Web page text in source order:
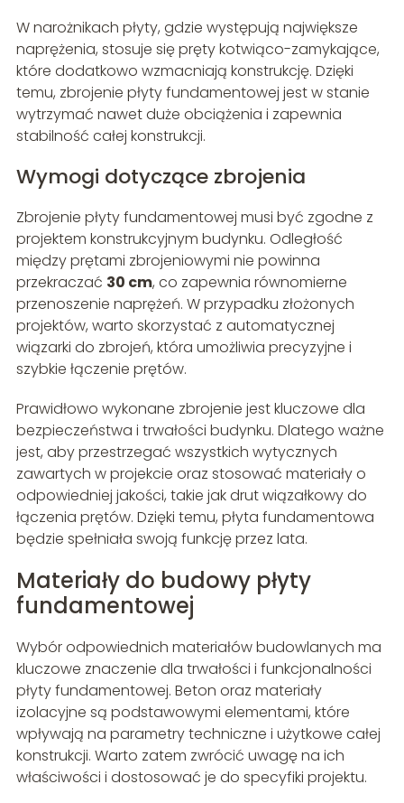
W narożnikach płyty, gdzie występują największe
naprężenia, stosuje się pręty kotwiąco-zamykające,
które dodatkowo wzmacniają konstrukcję. Dzięki
temu, zbrojenie płyty fundamentowej jest w stanie
wytrzymać nawet duże obciążenia i zapewnia
stabilność całej konstrukcji.
Wymogi dotyczące zbrojenia
Zbrojenie płyty fundamentowej musi być zgodne z
projektem konstrukcyjnym budynku. Odległość
między prętami zbrojeniowymi nie powinna
przekraczać 30 cm, co zapewnia równomierne
przenoszenie naprężeń. W przypadku złożonych
projektów, warto skorzystać z automatycznej
wiązarki do zbrojeń, która umożliwia precyzyjne i
szybkie łączenie prętów.
Prawidłowo wykonane zbrojenie jest kluczowe dla
bezpieczeństwa i trwałości budynku. Dlatego ważne
jest, aby przestrzegać wszystkich wytycznych
zawartych w projekcie oraz stosować materiały o
odpowiedniej jakości, takie jak drut wiązałkowy do
łączenia prętów. Dzięki temu, płyta fundamentowa
będzie spełniała swoją funkcję przez lata.
Materiały do budowy płyty
fundamentowej
Wybór odpowiednich materiałów budowlanych ma
kluczowe znaczenie dla trwałości i funkcjonalności
płyty fundamentowej. Beton oraz materiały
izolacyjne są podstawowymi elementami, które
wpływają na parametry techniczne i użytkowe całej
konstrukcji. Warto zatem zwrócić uwagę na ich
właściwości i dostosować je do specyfiki projektu.